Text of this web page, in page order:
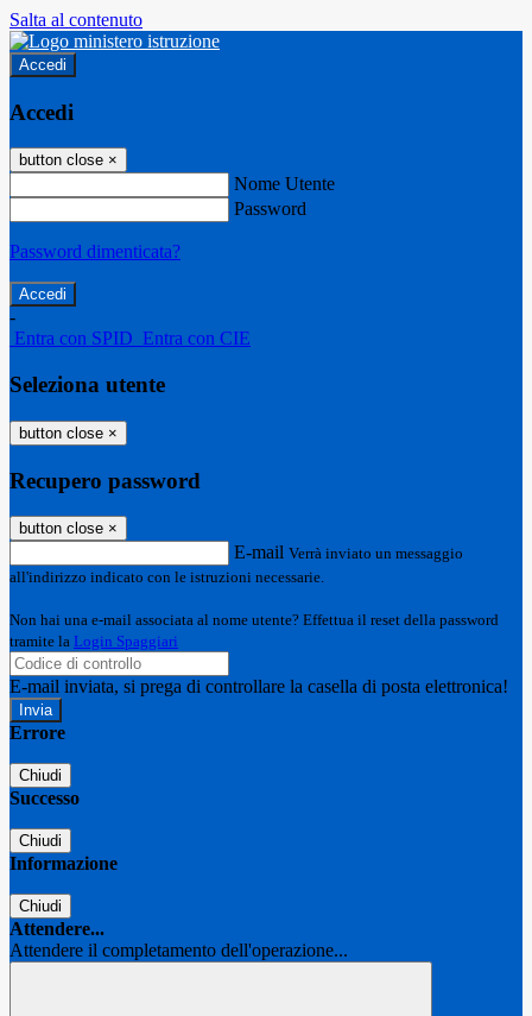
Salta al contenuto
Accedi
Accedi
button close ×
Nome Utente
Password
Password dimenticata?
-
Entra con SPID Entra con CIE
Seleziona utente
button close ×
Recupero password
button close ×
E-mail Verrà inviato un messaggio
all'indirizzo indicato con le istruzioni necessarie.
Non hai una e-mail associata al nome utente? Effettua il reset della password
tramite la Login Spaggiari
E-mail inviata, si prega di controllare la casella di posta elettronica!
Errore
Chiudi
Successo
Chiudi
Informazione
Chiudi
Attendere...
Attendere il completamento dell'operazione...